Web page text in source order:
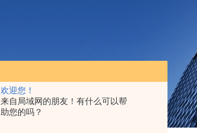
欢迎您！
来自局域网的朋友！有什么可以帮
助您的吗？